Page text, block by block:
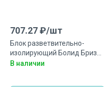
707.27₽/шт
Блок разветвительно-
изолирующий Болид Бриз
исп.03
В наличии